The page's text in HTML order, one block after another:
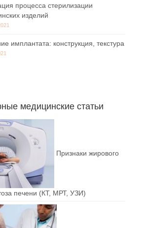
процесса стерилизации
изделий
имплантата: конструкция, текстура
медицинские статьи
Признаки жирового
печени (КТ, МРТ, УЗИ)